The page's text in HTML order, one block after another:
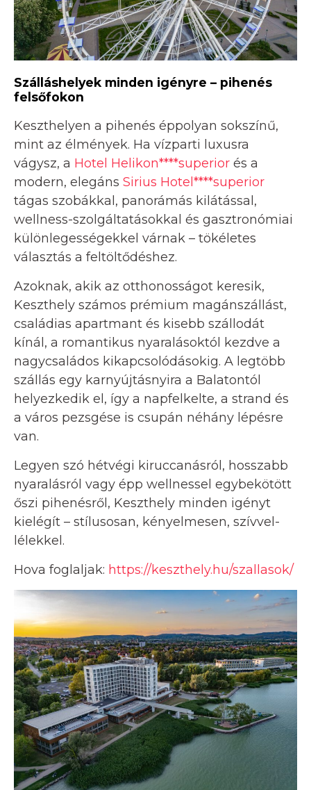
Szálláshelyek minden igényre – pihenés
felsőfokon
Keszthelyen a pihenés éppolyan sokszínű,
mint az élmények. Ha vízparti luxusra
vágysz, a Hotel Helikon****superior és a
modern, elegáns Sirius Hotel****superior
tágas szobákkal, panorámás kilátással,
wellness-szolgáltatásokkal és gasztronómiai
különlegességekkel várnak – tökéletes
választás a feltöltődéshez.
Azoknak, akik az otthonosságot keresik,
Keszthely számos prémium magánszállást,
családias apartmant és kisebb szállodát
kínál, a romantikus nyaralásoktól kezdve a
nagycsaládos kikapcsolódásokig. A legtöbb
szállás egy karnyújtásnyira a Balatontól
helyezkedik el, így a napfelkelte, a strand és
a város pezsgése is csupán néhány lépésre
van.
Legyen szó hétvégi kiruccanásról, hosszabb
nyaralásról vagy épp wellnessel egybekötött
őszi pihenésről, Keszthely minden igényt
kielégít – stílusosan, kényelmesen, szívvel-
lélekkel.
Hova foglaljak: https://keszthely.hu/szallasok/